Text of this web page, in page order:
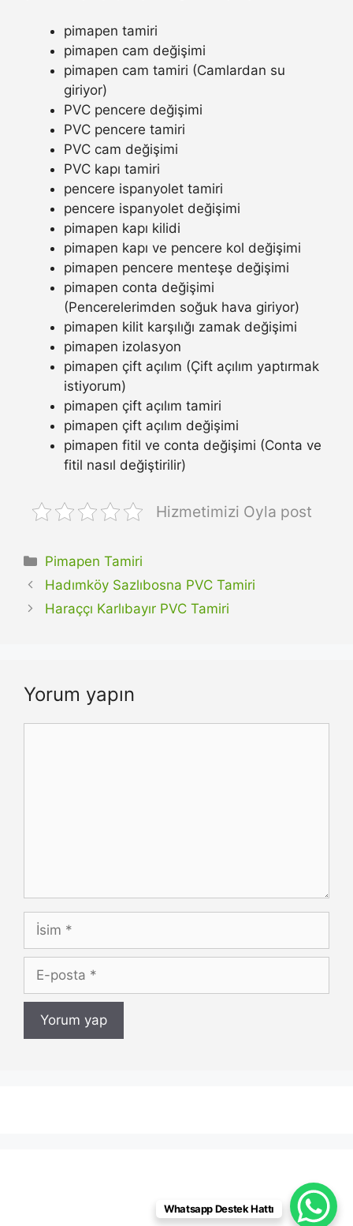
pimapen tamiri
pimapen cam değişimi
pimapen cam tamiri (Camlardan su
giriyor)
PVC pencere değişimi
PVC pencere tamiri
PVC cam değişimi
PVC kapı tamiri
pencere ispanyolet tamiri
pencere ispanyolet değişimi
pimapen kapı kilidi
pimapen kapı ve pencere kol değişimi
pimapen pencere menteşe değişimi
pimapen conta değişimi
(Pencerelerimden soğuk hava giriyor)
pimapen kilit karşılığı zamak değişimi
pimapen izolasyon
pimapen çift açılım (Çift açılım yaptırmak
istiyorum)
pimapen çift açılım tamiri
pimapen çift açılım değişimi
pimapen fitil ve conta değişimi (Conta ve
fitil nasıl değiştirilir)
Hizmetimizi Oyla post
Kategoriler
Pimapen Tamiri
Hadımköy Sazlıbosna PVC Tamiri
Haraççı Karlıbayır PVC Tamiri
Yorum yapın
İsim
posta
Whatsapp Destek Hattı